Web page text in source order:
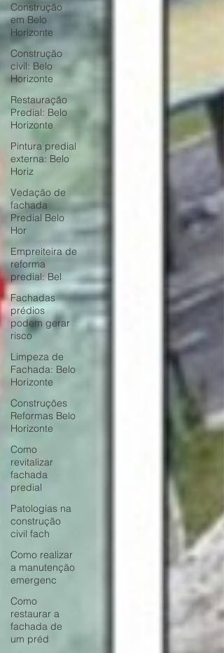
Construção
em Belo
Horizonte
Construção
civil: Belo
Horizonte
Restauração
Predial: Belo
Horizonte
Pintura predial
externa: Belo
Horiz
Vedação de
fachada
Predial Belo
Hor
Empreiteira de
reforma
predial: Bel
Fachadas
prédios
podem gerar
risco
Limpeza de
Fachada: Belo
Horizonte
Construções
Reformas Belo
Horizonte
Como
revitalizar
fachada
predial
Patologias na
construção
civil fach
Como realizar
a manutenção
emergenc
Como
restaurar a
fachada de
um préd